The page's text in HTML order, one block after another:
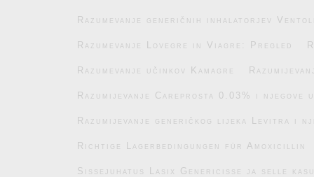
Razumevanje generičnih inhalatorjev
Razumevanje Lovegre in Viagre: Pregled
Razumevanje učinkov Kamagre
Razumijevanje Careprosta 0.03% i njegove
Razumijevanje generičkog lijeka Levitra i
Richtige Lagerbedingungen für Amoxicillin
Sissejuhatus Lasix Genericisse ja selle